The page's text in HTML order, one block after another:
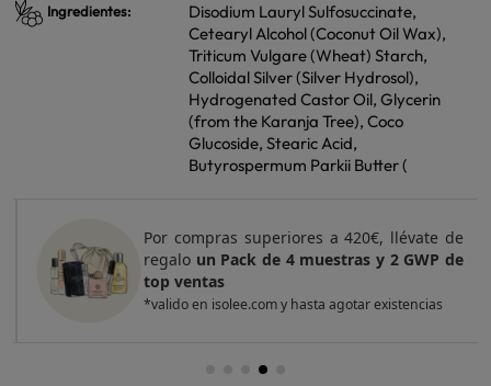
Ingredientes:
Disodium Lauryl Sulfosuccinate,
Cetearyl Alcohol (Coconut Oil Wax),
Triticum Vulgare (Wheat) Starch,
Colloidal Silver (Silver Hydrosol),
Hydrogenated Castor Oil, Glycerin
(from the Karanja Tree), Coco
Glucoside, Stearic Acid,
Butyrospermum Parkii Butter (
Por compras superiores a 420€, llévate de
regalo un Pack de 4 muestras y 2 GWP de
top ventas
*valido en isolee.com y hasta agotar existencias